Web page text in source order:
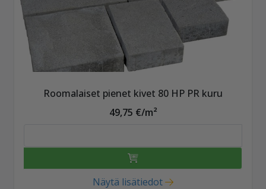
Roomalaiset pienet kivet 80 HP PR kuru
49,75 €/m²
Näytä lisätiedot